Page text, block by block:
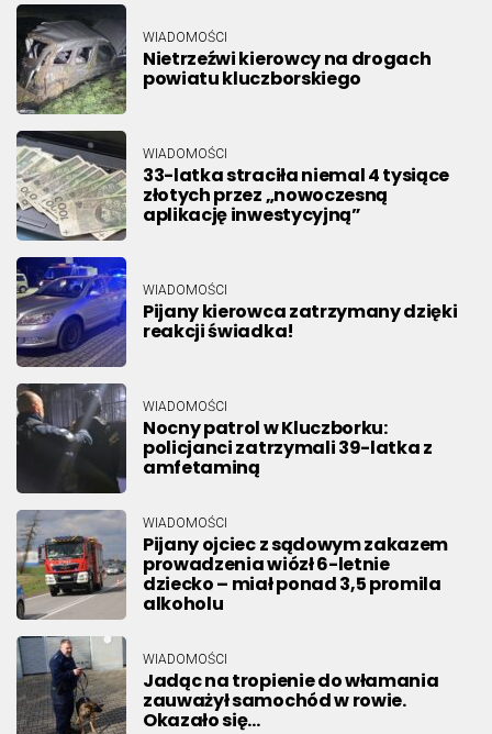
WIADOMOŚCI
Nietrzeźwi kierowcy na drogach
powiatu kluczborskiego
WIADOMOŚCI
33-latka straciła niemal 4 tysiące
złotych przez „nowoczesną
aplikację inwestycyjną”
WIADOMOŚCI
Pijany kierowca zatrzymany dzięki
reakcji świadka!
WIADOMOŚCI
Nocny patrol w Kluczborku:
policjanci zatrzymali 39-latka z
amfetaminą
WIADOMOŚCI
Pijany ojciec z sądowym zakazem
prowadzenia wiózł 6-letnie
dziecko – miał ponad 3,5 promila
alkoholu
WIADOMOŚCI
Jadąc na tropienie do włamania
zauważył samochód w rowie.
Okazało się…